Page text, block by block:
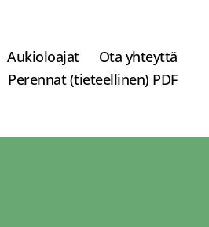
Aukioloajat
Ota yhteyttä
Perennat (tieteellinen) PDF